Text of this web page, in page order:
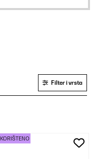
Filter i vrsta
KORIŠTENO